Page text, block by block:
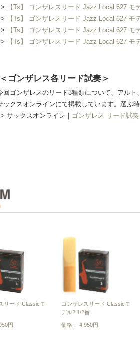
【Ts】 ゴンザレスリード Jazz Local 627 モ
【Ts】 ゴンザレスリード Jazz Local 627 モ
【Ts】 ゴンザレスリード Jazz Local 627 モ
【Ts】 ゴンザレスリード Jazz Local 627 モ
＜ゴンザレス各リード試奏＞
回ゴンザレスのリード3種類について、アルト
ックスオンラインにて掲載しています。選ぶ
サックスオンライン｜ ゴンザレス リード試奏
リード Classicモ
円
ゴンザレスリード Classicモ
デル2 1/2番
価格： 4,950円